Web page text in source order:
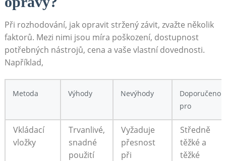
Při rozhodování, jak opravit stržený závit, zvažte několik
faktorů. Mezi nimi jsou míra poškození, dostupnost
potřebných nástrojů, cena a vaše vlastní dovednosti.
Například,
Metoda Výhody Nevýhody
Doporučeno
pro
Vkládací
vložky
Trvanlivé,
snadné
použití
Vyžaduje
přesnost
při
Středně
těžké a
těžké